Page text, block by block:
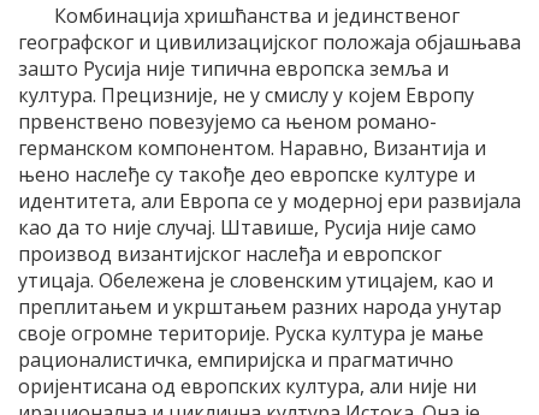
Комбинација хришћанства и јединственог
географског и цивилизацијског положаја објашњава
зашто Русија није типична европска земља и
култура. Прецизније, не у смислу у којем Европу
првенствено повезујемо са њеном романо-
германском компонентом. Наравно, Византија и
њено наслеђе су такође део европске културе и
идентитета, али Европа се у модерној ери развијала
као да то није случај. Штавише, Русија није само
производ византијског наслеђа и европског
утицаја. Обележена је словенским утицајем, као и
преплитањем и укрштањем разних народа унутар
своје огромне територије. Руска култура је мање
рационалистичка, емпиријска и прагматично
оријентисана од европских култура, али није ни